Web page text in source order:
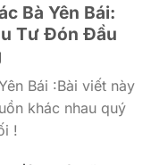
Bà Yên Bái:
Tư Đón Đầu
Bái :Bài viết này
khác nhau quý
!